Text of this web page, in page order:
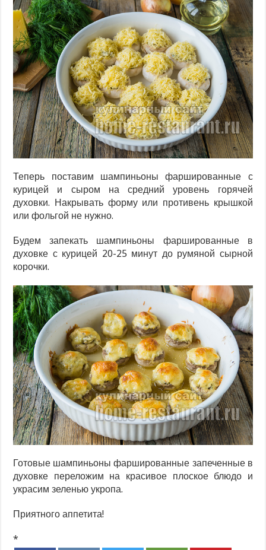
Теперь поставим шампиньоны фаршированные с
курицей и сыром на средний уровень горячей
духовки. Накрывать форму или противень крышкой
или фольгой не нужно.
Будем запекать шампиньоны фаршированные в
духовке с курицей 20-25 минут до румяной сырной
корочки.
Готовые шампиньоны фаршированные запеченные в
духовке переложим на красивое плоское блюдо и
украсим зеленью укропа.
Приятного аппетита!
*